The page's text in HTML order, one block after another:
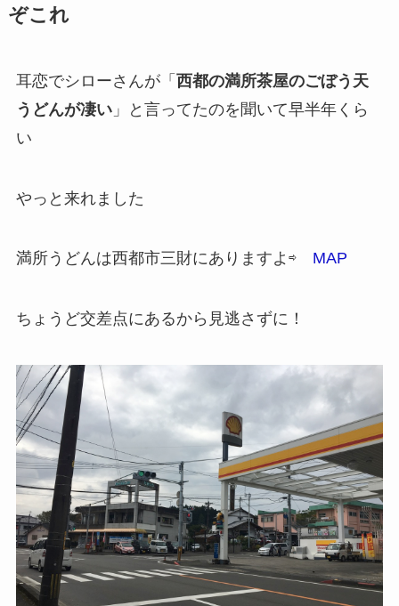
ぞこれ
耳恋でシローさんが「 西都の満所茶屋のごぼう天
うどんが凄い」と言ってたのを聞いて早半年くら
い
やっと来れました
満所うどんは西都市三財にありますよ⇨ MAP
ちょうど交差点にあるから見逃さずに！